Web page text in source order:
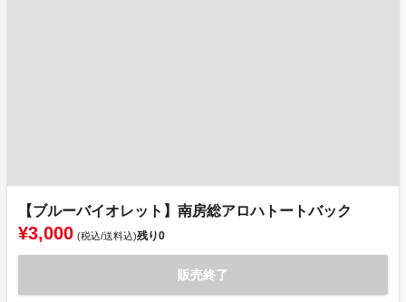
【ブルーバイオレット】南房総アロハトートバック
¥3,000 (税込/送料込)残り0
販売終了